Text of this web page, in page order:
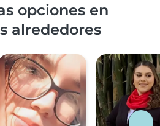
opciones en
alrededores